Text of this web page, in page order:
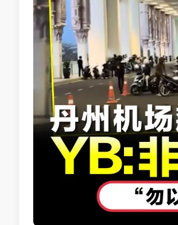
根据店家的闭路电视画面显示，
白衣及红衣同伴也加入战局，三
三名施暴者的手段极其残忍嚣张
杯、塑料椅，以及装有滚烫热水
尽管受害青年已多次被打倒在地
部流血、店内一片狼藉才肯罢休。
林立迎证实双方互不
“青年头部重伤缝了4
受害青年在事发后的隔天（5月8
冼都警区主任峇斯里在随后指出